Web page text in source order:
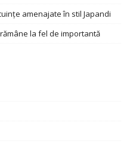
amenajate în stil Japandi
la fel de importantă